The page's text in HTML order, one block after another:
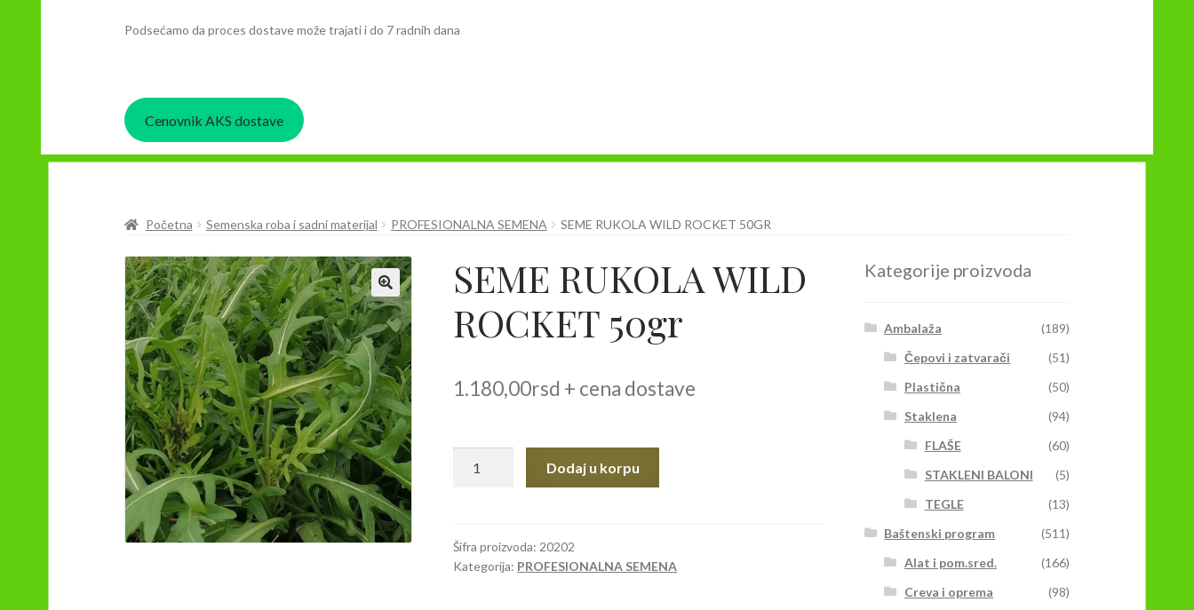
Podsećamo da proces dostave može trajati i do 7 radnih dana
Cenovnik AKS dostave
Početna Semenska roba i sadni materijal PROFESIONALNA SEMENA SEME RUKOLA WILD ROCKET 50GR
SEME RUKOLA WILD
ROCKET 50gr
1.180,00rsd + cena dostave
50gr
količina
Dodaj u korpu
Šifra proizvoda:20202
Kategorija: PROFESIONALNA SEMENA
Kategorije proizvoda
Ambalaža
(189)
Čepovi i zatvarači
(51)
Plastična
(50)
Staklena
(94)
FLAŠE
(60)
STAKLENI BALONI
(5)
TEGLE
(13)
Baštenski program
(511)
Alat i pom.sred.
(166)
Creva i oprema
(98)